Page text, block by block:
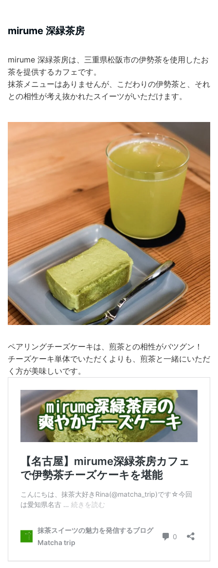
mirume 深緑茶房
mirume 深緑茶房は、三重県松阪市の伊勢茶を使用したお
茶を提供するカフェです。
抹茶メニューはありませんが、こだわりの伊勢茶と、それ
との相性が考え抜かれたスイーツがいただけます。
ペアリングチーズケーキは、煎茶との相性がバツグン！
チーズケーキ単体でいただくよりも、煎茶と一緒にいただ
く方が美味しいです。